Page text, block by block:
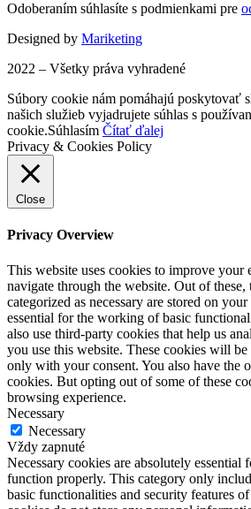
Odoberaním súhlasíte s podmienkami pre
Designed by Mariketing
2022 – Všetky práva vyhradené
Súbory cookie nám pomáhajú poskytovať
našich služieb vyjadrujete súhlas s
cookie.Súhlasím Čítať ďalej
Privacy & Cookies Policy
Close
Privacy Overview
This website uses cookies to improve your
navigate through the website. Out of these,
categorized as necessary are stored on
essential for the working of basic
also use third-party cookies that help us
you use this website. These cookies will
only with your consent. You also have the
cookies. But opting out of some of these
browsing experience.
Necessary
Necessary
Vždy zapnuté
Necessary cookies are absolutely essential
function properly. This category only
basic functionalities and security features